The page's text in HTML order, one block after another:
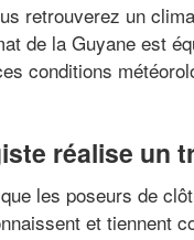
retrouverez un
de la Guyane est
conditions
réalise un
les poseurs de
et tiennent